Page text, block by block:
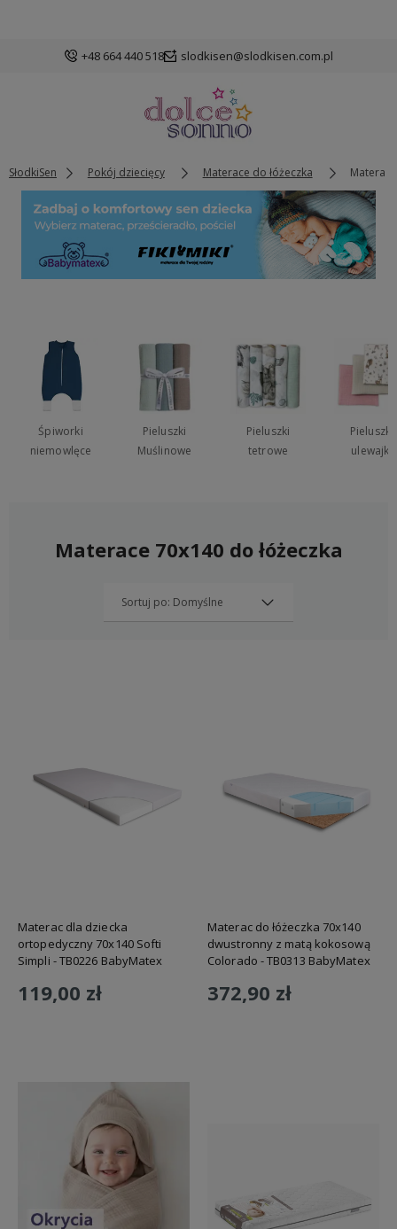
+48 664 440 518 slodkisen@slodkisen.com.pl
SłodkiSen Pokój dziecięcy Materace do łóżeczka
Śpiworki
niemowlęce
Pieluszki
Muślinowe
Pieluszki
tetrowe
Pieluszki
ulewajki
Materace 70x140 do łóżeczka
Materac dla dziecka
ortopedyczny 70x140 Softi
Simpli - TB0226 BabyMatex
119,00 zł
Materac do łóżeczka 70x140
dwustronny z matą kokosową
Colorado - TB0313 BabyMatex
372,90 zł